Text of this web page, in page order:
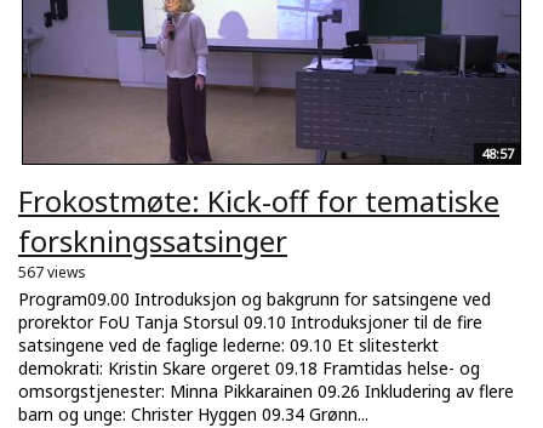
48:57
Frokostmøte: Kick-off for tematiske
forskningssatsinger
567 views
Program09.00 Introduksjon og bakgrunn for satsingene ved
prorektor FoU Tanja Storsul 09.10 Introduksjoner til de fire
satsingene ved de faglige lederne: 09.10 Et slitesterkt
demokrati: Kristin Skare orgeret 09.18 Framtidas helse- og
omsorgstjenester: Minna Pikkarainen 09.26 Inkludering av flere
barn og unge: Christer Hyggen 09.34 Grønn...